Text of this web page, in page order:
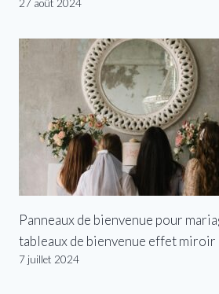
27 août 2024
Panneaux de bienvenue pour
tableaux de bienvenue effet miroir
7 juillet 2024